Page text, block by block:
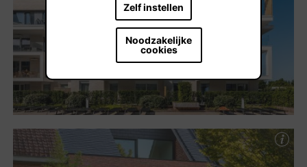
Zelf instellen
Noodzakelijke
cookies